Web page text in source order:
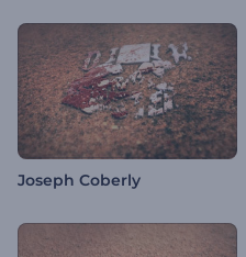
Joseph Coberly